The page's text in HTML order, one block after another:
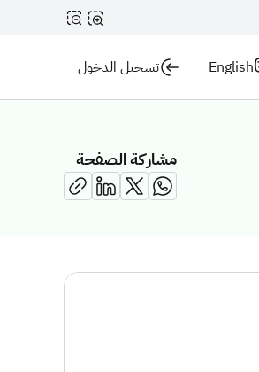
English تسجيل الدخول
مشاركة الصفحة